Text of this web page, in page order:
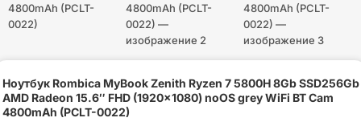
Ноутбук Rombica MyBook Zenith Ryzen 7 5800H 8Gb SSD256Gb
AMD Radeon 15.6″ FHD (1920×1080) noOS grey WiFi BT Cam
4800mAh (PCLT-0022)